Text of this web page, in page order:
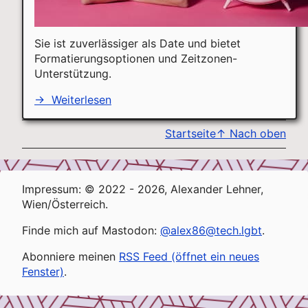
Sie ist zuverlässiger als Date und bietet
Formatierungsoptionen und Zeitzonen-
Unterstützung.
→ Weiterlesen
Startseite↑ Nach oben
Impressum: © 2022 - 2026, Alexander Lehner,
Wien/Österreich.
Finde mich auf Mastodon: @alex86@tech.lgbt.
Abonniere meinen RSS Feed (öffnet ein neues
Fenster).